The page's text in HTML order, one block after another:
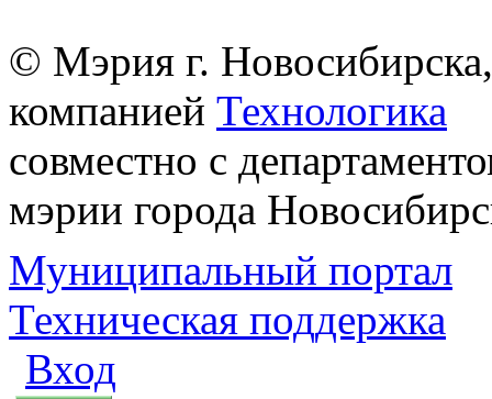
© Мэрия г.
компанией Технологика
совместно с
мэрии города
Муниципальный портал
Техническая поддержка
Вход